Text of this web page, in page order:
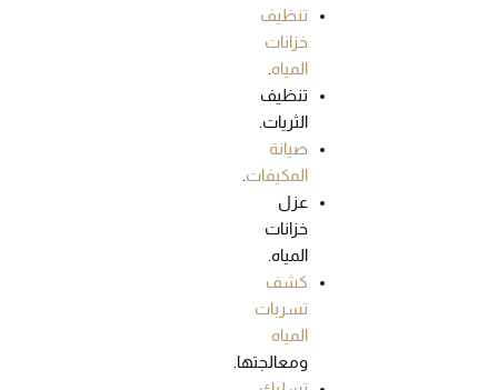
تنظيف
خزانات
المياه
تنظيف
الثريات.
صيانة
المكيفات
عزل
خزانات
المياه.
كشف
تسربات
المياه
ومعالجتها.